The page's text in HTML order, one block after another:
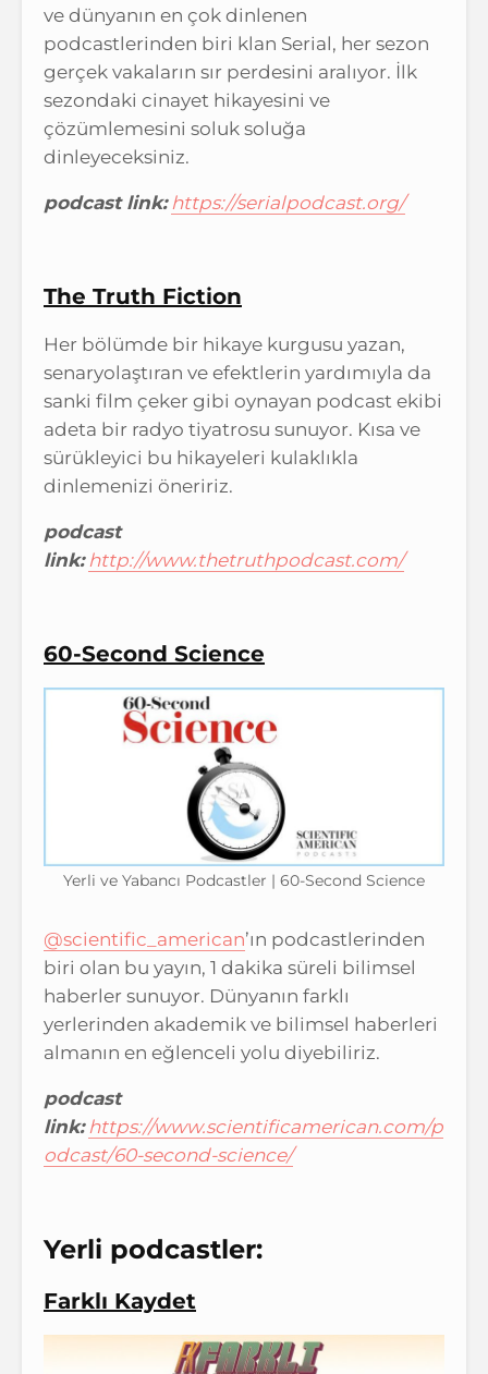
ve dünyanın en çok dinlenen
podcastlerinden biri klan Serial, her sezon
gerçek vakaların sır perdesini aralıyor. İlk
sezondaki cinayet hikayesini ve
çözümlemesini soluk soluğa
dinleyeceksiniz.
podcast link: https://serialpodcast.org/
The Truth Fiction
Her bölümde bir hikaye kurgusu yazan,
senaryolaştıran ve efektlerin yardımıyla da
sanki film çeker gibi oynayan podcast ekibi
adeta bir radyo tiyatrosu sunuyor. Kısa ve
sürükleyici bu hikayeleri kulaklıkla
dinlemenizi öneririz.
podcast
link: http://www.thetruthpodcast.com/
60-Second Science
Yerli ve Yabancı Podcastler | 60-Second Science
@scientific_american’ın podcastlerinden
biri olan bu yayın, 1 dakika süreli bilimsel
haberler sunuyor. Dünyanın farklı
yerlerinden akademik ve bilimsel haberleri
almanın en eğlenceli yolu diyebiliriz.
podcast
link: https://www.scientificamerican.com/p
odcast/60-second-science/
Yerli podcastler:
Farklı Kaydet